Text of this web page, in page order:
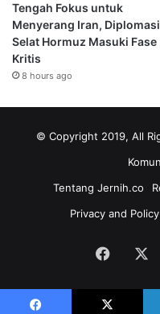
Tengah Fokus untuk
Menyerang Iran, Diplomasi
Selat Hormuz Masuki Fase
Kritis
8 hours ago
© Copyright 2019, All
Tentang Jernih.co
Privacy and Policy